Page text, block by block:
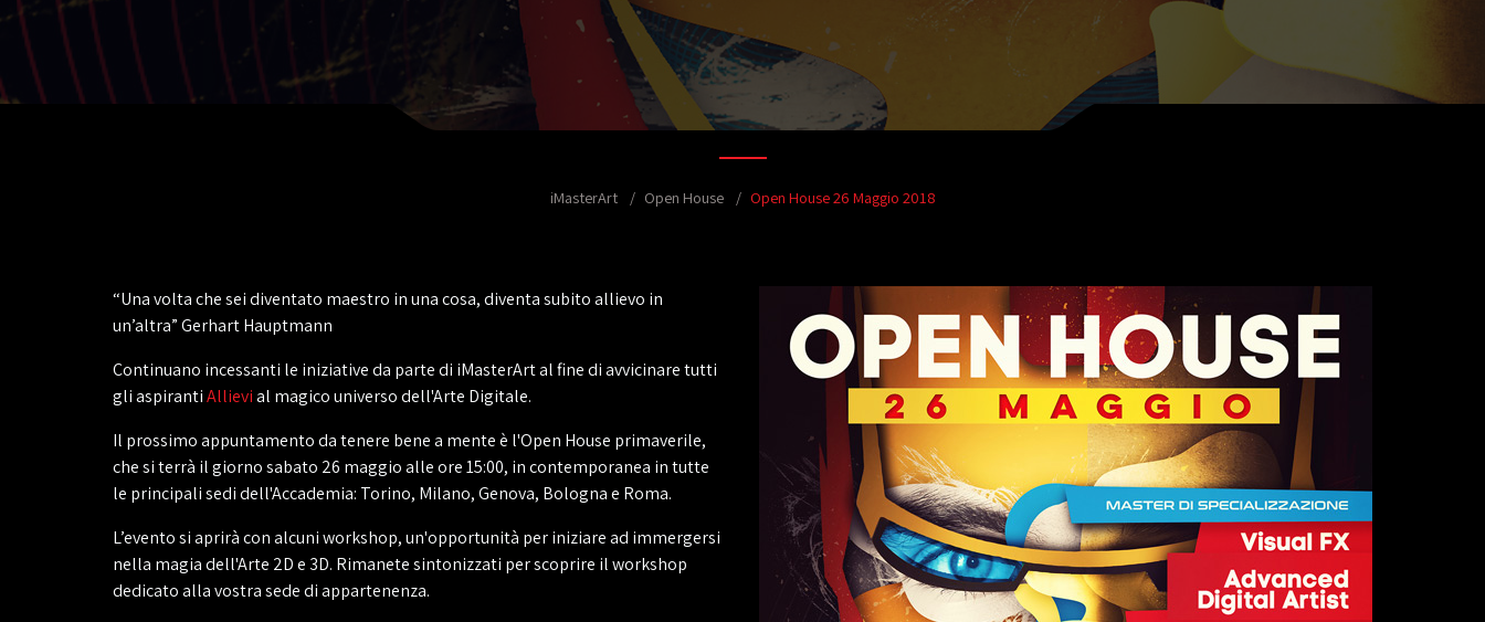
iMasterArt Open House Open House 26 Maggio 2018
“Una volta che sei diventato maestro in una cosa, diventa subito allievo in
un’altra” Gerhart Hauptmann
Continuano incessanti le iniziative da parte di iMasterArt al fine di avvicinare tutti
gli aspirantiAllievial magico universo dell'Arte Digitale.
Il prossimo appuntamento da tenere bene a mente è l'Open House primaverile,
che si terrà il giorno sabato 26 maggio alle ore 15:00, in contemporanea in tutte
le principali sedi dell'Accademia: Torino, Milano, Genova, Bologna e Roma.
L’evento si aprirà con alcuni workshop, un'opportunità per iniziare ad immergersi
nella magia dell'Arte 2D e 3D. Rimanete sintonizzati per scoprire il workshop
dedicato alla vostra sede di appartenenza.